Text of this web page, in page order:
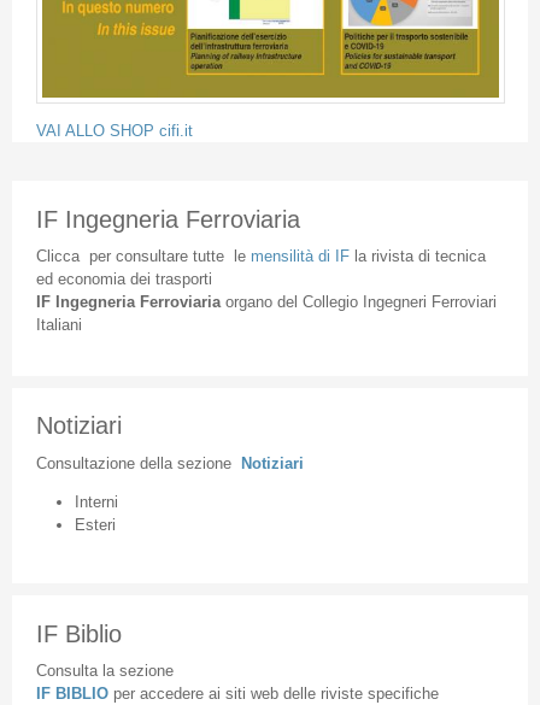
VAI ALLO SHOP cifi.it
IF Ingegneria Ferroviaria
Cliccaper consultare tuttele mensilità di IFla rivista di tecnica
ed economia dei trasporti
IF Ingegneria Ferroviaria organodel Collegio Ingegneri Ferroviari
Italiani
Notiziari
Consultazione della sezione Notiziari
Interni
Esteri
IF Biblio
Consulta la sezione
IF BIBLIO per accedere ai siti web delle riviste specifiche